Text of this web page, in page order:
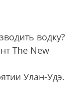
водку?
The New
Улан-Удэ.